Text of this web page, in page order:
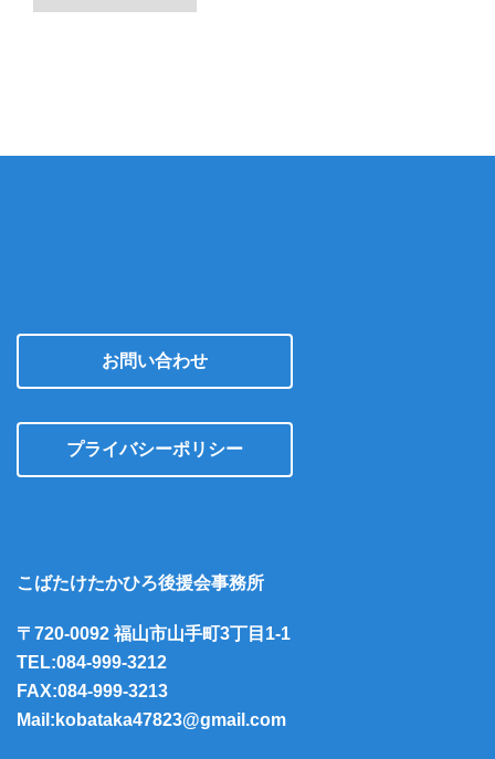
お問い合わせ
プライバシーポリシー
こばたけたかひろ後援会事務所
〒720-0092 福山市山手町3丁目1-1
TEL:084-999-3212
FAX:084-999-3213
Mail:kobataka47823@gmail.com